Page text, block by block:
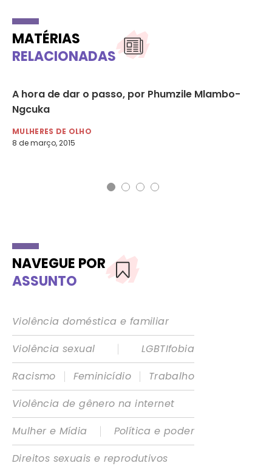
MATÉRIAS
RELACIONADAS
A hora de dar o passo, por Phumzile Mlambo-
Ngcuka
MULHERES DE OLHO
8 de março, 2015
NAVEGUE POR
ASSUNTO
Violência doméstica e familiar
Violência sexual
|
LGBTIfobia
Racismo
| Feminicídio |
Trabalho
Violência de gênero na internet
Mulher e Mídia
|
Política e poder
Direitos sexuais e reprodutivos